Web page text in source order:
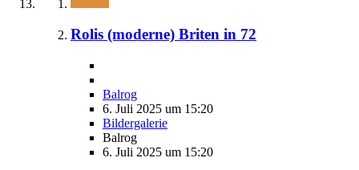
Rolis (moderne) Briten in 72
Balrog
6. Juli 2025 um 15:20
Bildergalerie
Balrog
6. Juli 2025 um 15:20